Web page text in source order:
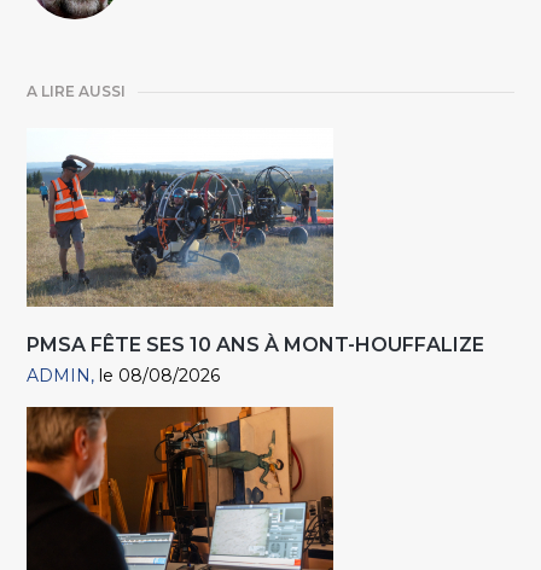
A LIRE AUSSI
PMSA FÊTE SES 10 ANS À MONT-HOUFFALIZE
ADMIN le 08/08/2026